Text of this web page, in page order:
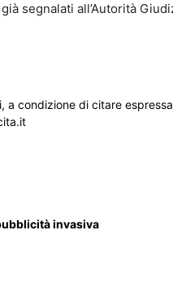
segnalati all’Autorità
a condizione di citare
invasiva